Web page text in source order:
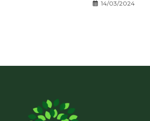
14/03/2024